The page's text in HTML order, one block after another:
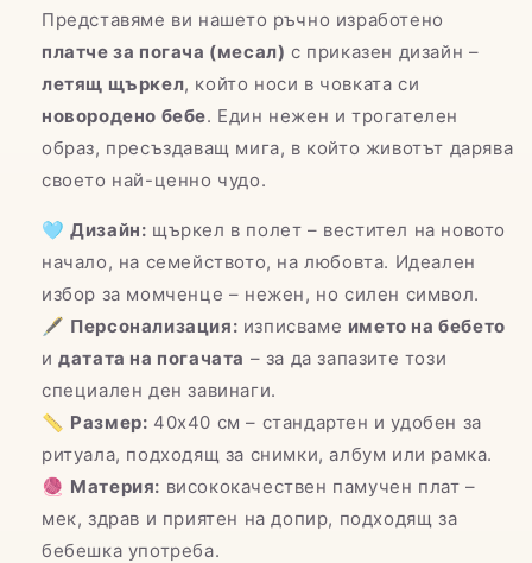
Представяме ви нашето ръчно изработено
платче за погача (месал) с приказен дизайн –
летящ щъркел, който носи в човката си
новородено бебе. Един нежен и трогателен
образ, пресъздаващ мига, в който животът дарява
своето най-ценно чудо.
🩵Дизайн: щъркел в полет – вестител на новото
начало, на семейството, на любовта. Идеален
избор за момченце – нежен, но силен символ.
🖋️ Персонализация: изписваме името на бебето
идатата на погачата – за да запазите този
специален ден завинаги.
📏 Размер: 40x40 см – стандартен и удобен за
ритуала, подходящ за снимки, албум или рамка.
🧶 Материя: висококачествен памучен плат –
мек, здрав и приятен на допир, подходящ за
бебешка употреба.